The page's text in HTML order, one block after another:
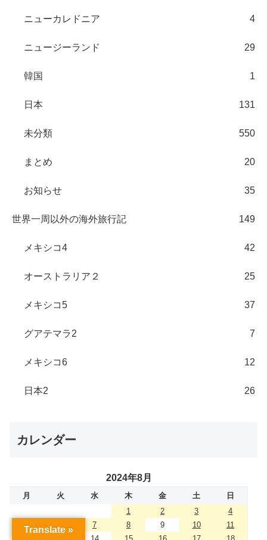
ニューカレドニア 4
ニュージーランド 29
韓国 1
日本 131
未分類 550
まとめ 20
お知らせ 35
世界一周以外の海外旅行記 149
メキシコ4 42
オーストラリア２ 25
メキシコ5 37
グアテマラ2 7
メキシコ6 12
日本2 26
カレンダー
2024年8月
月 火 水 木 金 土
日
1
2 3
4
5
6 7 8 9 10
11
Translate »